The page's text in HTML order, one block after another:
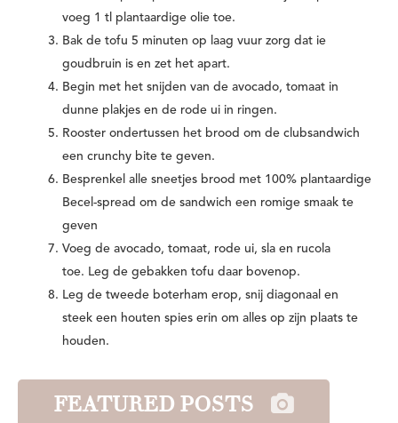
voeg 1 tl plantaardige olie toe.
Bak de tofu 5 minuten op laag vuur zorg dat ie
goudbruin is en zet het apart.
Begin met het snijden van de avocado, tomaat in
dunne plakjes en de rode ui in ringen.
Rooster ondertussen het brood om de clubsandwich
een crunchy bite te geven.
Besprenkel alle sneetjes brood met 100% plantaardige
Becel-spread om de sandwich een romige smaak te
geven
Voeg de avocado, tomaat, rode ui, sla en rucola
toe. Leg de gebakken tofu daar bovenop.
Leg de tweede boterham erop, snij diagonaal en
steek een houten spies erin om alles op zijn plaats te
houden.
FEATURED POSTS